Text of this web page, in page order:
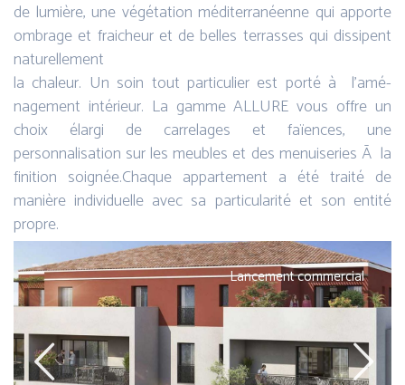
de lumière, une végétation méditerranéenne qui apporte
ombrage et fraicheur et de belles terrasses qui dissipent
naturellement
la chaleur. Un soin tout particulier est porté à l’amé­
nagement intérieur. La gamme ALLURE vous offre un
choix élargi de carrelages et faïences, une
personnalisation sur les meubles et des menuiseries Ã la
finition soignée.Chaque appartement a été traité de
manière individuelle avec sa particularité et son entité
propre.
Lancement commercial